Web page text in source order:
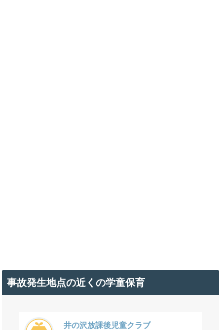
事故発生地点の近くの学童保育
井の沢放課後児童クラブ